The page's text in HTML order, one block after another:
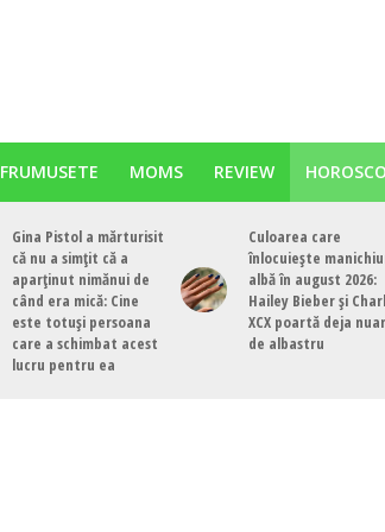
FRUMUSETE MOMS REVIEW
Gina Pistol a mărturisit
că nu a simțit că a
aparținut nimănui de
când era mică: Cine
este totuși persoana
care a schimbat acest
lucru pentru ea
Culoarea care
înlocuiește
albă în august 2026:
Hailey Bieber și
XCX poartă deja
de albastru